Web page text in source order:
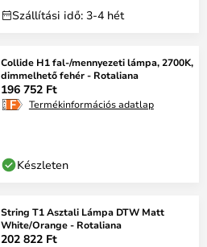
Szállítási idő: 3-4 hét
Collide H1 fal-/mennyezeti lámpa, 2700K,
dimmelhető fehér - Rotaliana
196 752 Ft
Termékinformációs adatlap
Készleten
String T1 Asztali Lámpa DTW Matt
White/Orange - Rotaliana
202 822 Ft